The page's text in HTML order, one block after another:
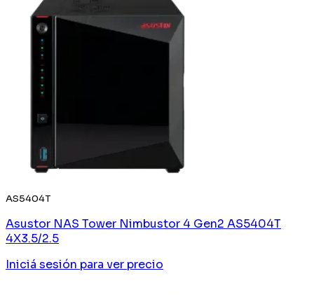
AS5404T
Asustor NAS Tower Nimbustor 4 Gen2 AS5404T
4X3.5/2.5
Iniciá sesión para ver precio